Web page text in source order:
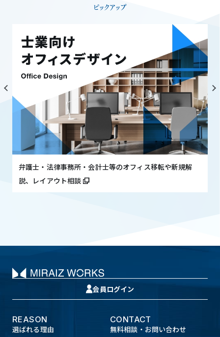
ピックアップ
弁護士・法律事務所・会計士等のオフィス移転や新規解
説、レイアウト相談
会員ログイン
REASON
選ばれる理由
CONTACT
無料相談・お問い合わせ